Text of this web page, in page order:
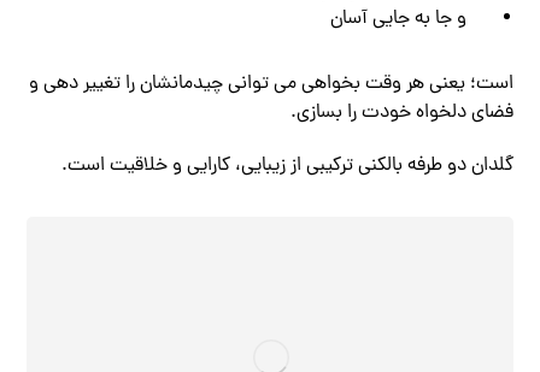
و جا به‌ جایی آسان
است؛ یعنی هر وقت بخواهی می ‌توانی چیدمانشان را تغییر دهی و
فضای دلخواه خودت را بسازی.
گلدان دو طرفه بالکنی ترکیبی از زیبایی، کارایی و خلاقیت است.